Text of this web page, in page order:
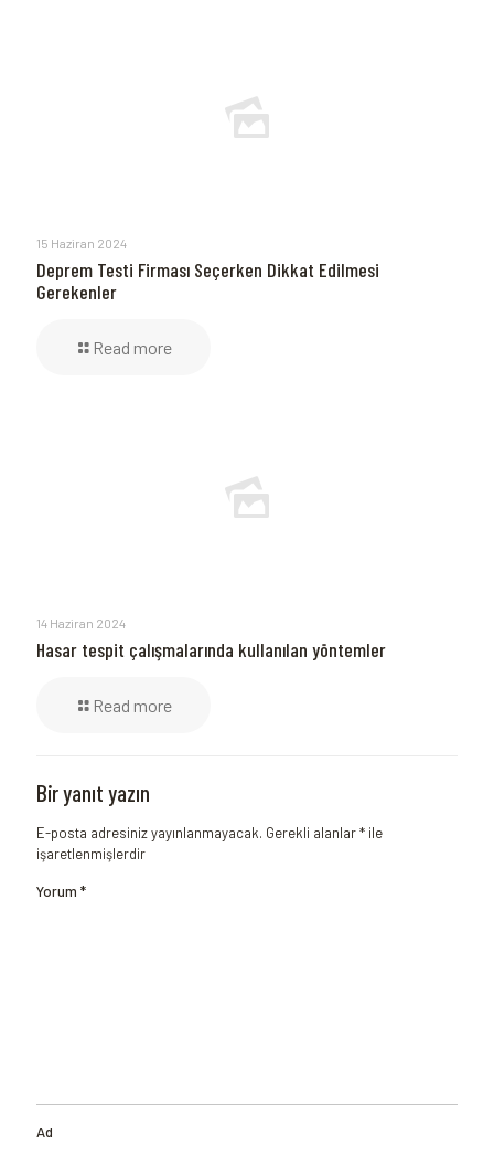
15 Haziran 2024
Deprem Testi Firması Seçerken Dikkat Edilmesi
Gerekenler
Read more
14 Haziran 2024
Hasar tespit çalışmalarında kullanılan yöntemler
Read more
Bir yanıt yazın
E-posta adresiniz yayınlanmayacak. Gerekli alanlar* ile
işaretlenmişlerdir
Yorum *
Ad